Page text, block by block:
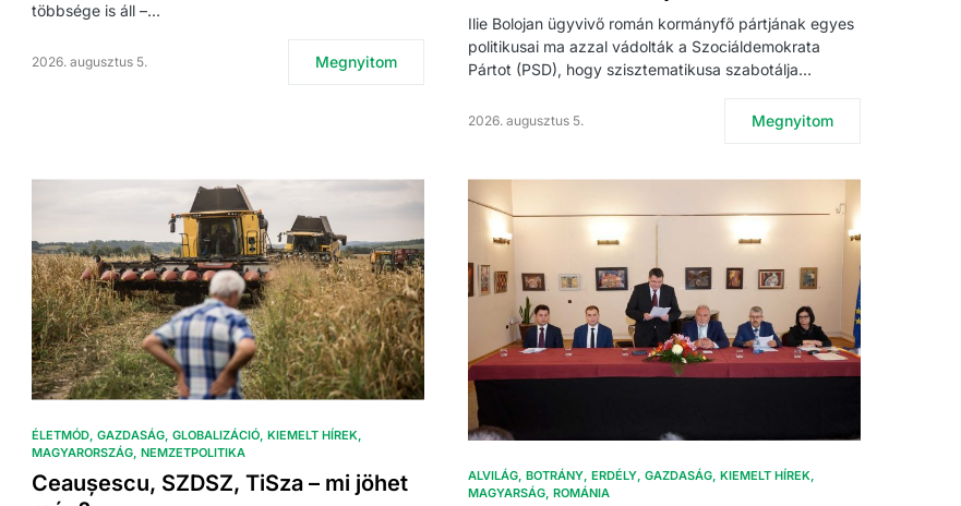
többsége is áll –…
2026. augusztus 5. Megnyitom
Ilie Bolojan ügyvivő román kormányfő pártjának egyes
politikusai ma azzal vádolták a Szociáldemokrata
Pártot (PSD), hogy szisztematikusa szabotálja…
2026. augusztus 5. Megnyitom
ÉLETMÓD GAZDASÁG GLOBALIZÁCIÓ KIEMELT HÍREK
MAGYARORSZÁG NEMZETPOLITIKA
Ceaușescu, SZDSZ, TiSza – mi jöhet
ALVILÁG BOTRÁNY ERDÉLY GAZDASÁG KIEMELT HÍREK
MAGYARSÁG ROMÁNIA